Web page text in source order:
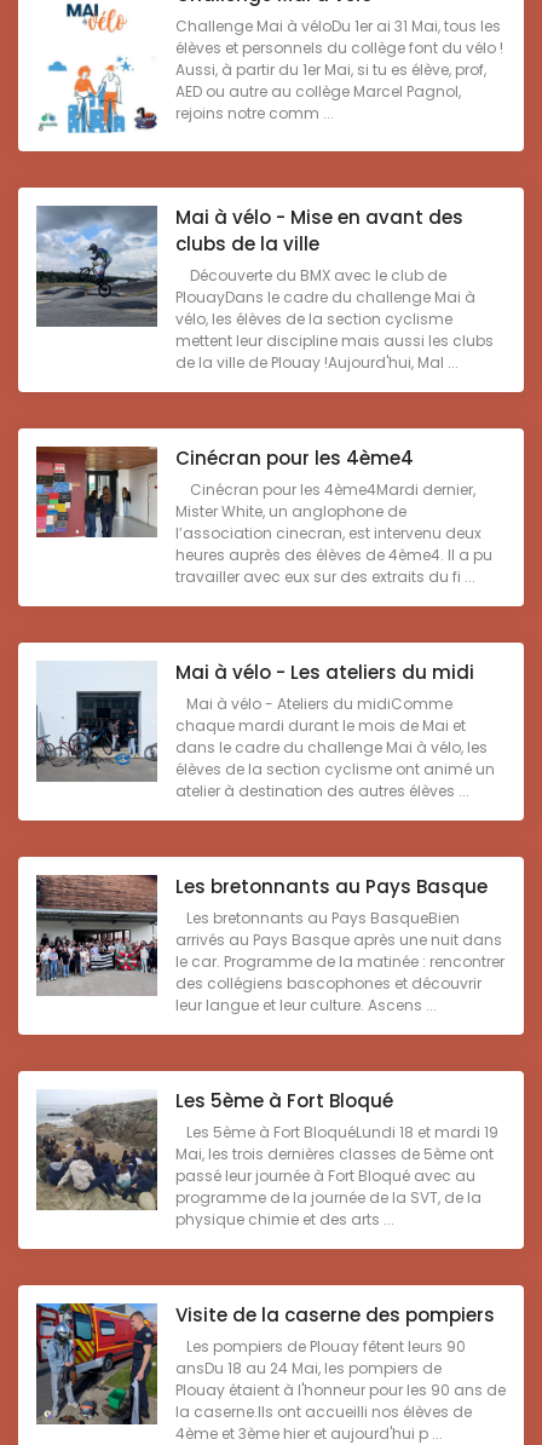
Challenge Mai à véloDu 1er ai 31 Mai, tous les
élèves et personnels du collège font du vélo !
Aussi, à partir du 1er Mai, si tu es élève, prof,
AED ou autre au collège Marcel Pagnol,
rejoins notre comm ...
Mai à vélo - Mise en avant des
clubs de la ville
Découverte du BMX avec le club de
PlouayDans le cadre du challenge Mai à
vélo, les élèves de la section cyclisme
mettent leur discipline mais aussi les clubs
de la ville de Plouay !Aujourd'hui, Mal ...
Cinécran pour les 4ème4
Cinécran pour les 4ème4Mardi dernier,
Mister White, un anglophone de
l’association cinecran, est intervenu deux
heures auprès des élèves de 4ème4. Il a pu
travailler avec eux sur des extraits du fi ...
Mai à vélo - Les ateliers du midi
Mai à vélo - Ateliers du midiComme
chaque mardi durant le mois de Mai et
dans le cadre du challenge Mai à vélo, les
élèves de la section cyclisme ont animé un
atelier à destination des autres élèves ...
Les bretonnants au Pays Basque
Les bretonnants au Pays BasqueBien
arrivés au Pays Basque après une nuit dans
le car. Programme de la matinée : rencontrer
des collégiens bascophones et découvrir
leur langue et leur culture. Ascens ...
Les 5ème à Fort Bloqué
Les 5ème à Fort BloquéLundi 18 et mardi 19
Mai, les trois dernières classes de 5ème ont
passé leur journée à Fort Bloqué avec au
programme de la journée de la SVT, de la
physique chimie et des arts ...
Visite de la caserne des pompiers
Les pompiers de Plouay fêtent leurs 90
ansDu 18 au 24 Mai, les pompiers de
Plouay étaient à l'honneur pour les 90 ans de
la caserne.Ils ont accueilli nos élèves de
4ème et 3ème hier et aujourd'hui p ...